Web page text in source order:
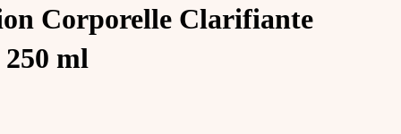
Corporelle Clarifiante
ml